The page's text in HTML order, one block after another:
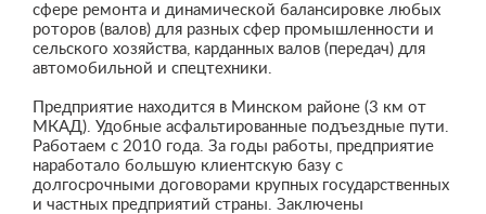
сфере ремонта и динамической балансировке любых
роторов (валов) для разных сфер промышленности и
сельского хозяйства, карданных валов (передач) для
автомобильной и спецтехники.
Предприятие находится в Минском районе (3 км от
МКАД). Удобные асфальтированные подъездные пути.
Работаем с 2010 года. За годы работы, предприятие
наработало большую клиентскую базу с
долгосрочными договорами крупных государственных
и частных предприятий страны. Заключены